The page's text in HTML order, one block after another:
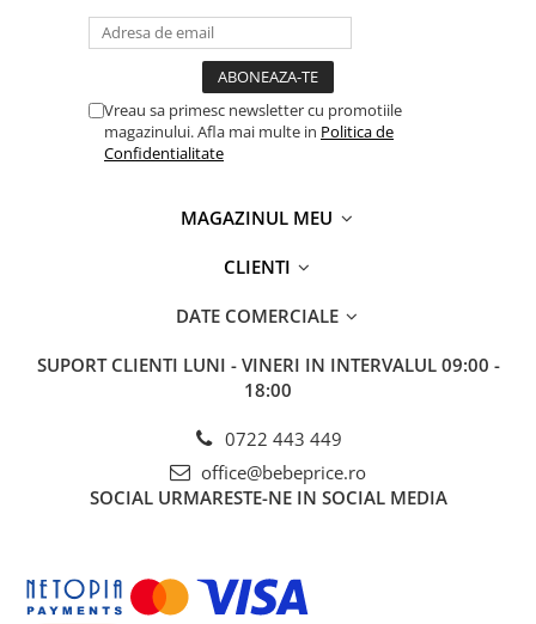
Vreau sa primesc newsletter cu promotiile
magazinului. Afla mai multe in Politica de
Confidentialitate
MAGAZINUL MEU
CLIENTI
DATE COMERCIALE
SUPORT CLIENTI LUNI - VINERI IN INTERVALUL 09:00 -
18:00
0722 443 449
office@bebeprice.ro
SOCIAL URMARESTE-NE IN SOCIAL MEDIA